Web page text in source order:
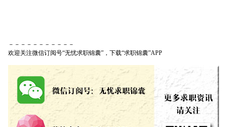
－－－－－－－－－－－
欢迎关注微信订阅号“无忧求职锦囊”，下载“求职锦囊”APP